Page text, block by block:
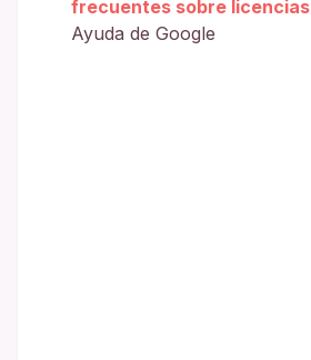
frecuentes sobre licencias
Ayuda de Google